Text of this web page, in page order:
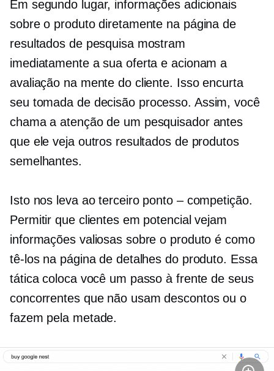
Em segundo lugar, informações adicionais
sobre o produto diretamente na página de
resultados de pesquisa mostram
imediatamente a sua oferta e acionam a
avaliação na mente do cliente. Isso encurta
seu tomada de decisãoprocesso. Assim, você
chama a atenção de um pesquisador antes
que ele veja outros resultados de produtos
semelhantes.
Isto nos leva ao terceiro ponto – competição.
Permitir que clientes em potencial vejam
informações valiosas sobre o produto é como
tê-los na página de detalhes do produto. Essa
tática coloca você um passo à frente de seus
concorrentes que não usam descontos ou o
fazem pela metade.